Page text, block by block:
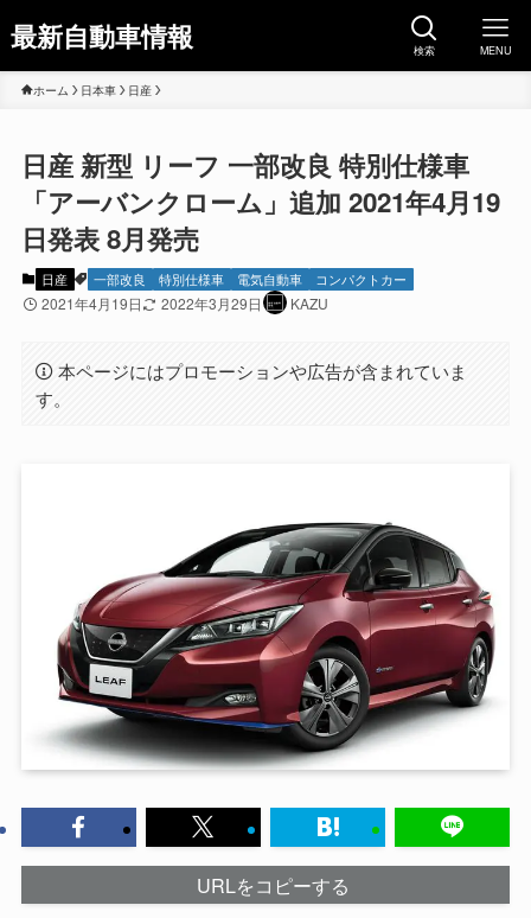
最新自動車情報 検索 MENU
ホーム 日本車 日産
日産 新型 リーフ 一部改良 特別仕様車
「アーバンクローム」追加 2021年4月19
日発表 8月発売
日産 一部改良 特別仕様車 電気自動車 コンパクトカー
2021年4月19日 2022年3月29日 KAZU
本ページにはプロモーションや広告が含まれていま
す。
URLをコピーする